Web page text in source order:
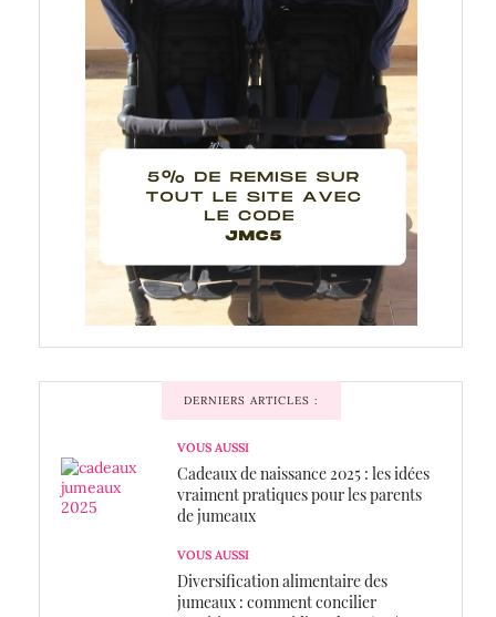
DERNIERS ARTICLES :
VOUS AUSSI
Cadeaux de naissance 2025 : les idées
vraiment pratiques pour les parents
de jumeaux
VOUS AUSSI
Diversification alimentaire des
jumeaux : comment concilier